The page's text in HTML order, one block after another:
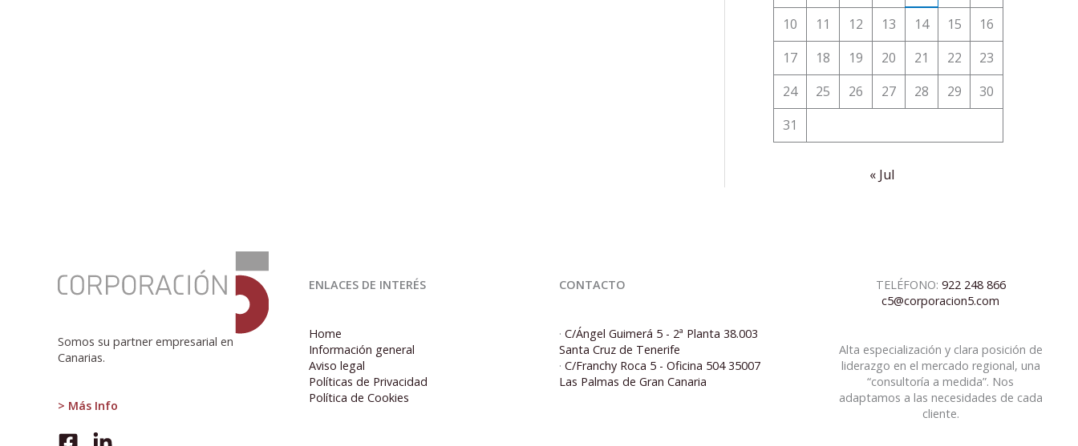
10
11 12 13 14 15
16
17
18 19 20 21 22
23
24
25 26 27 28 29
30
31
« Jul
Somos su partner empresarial en
Canarias.
> Más Info
A
un
la
ENLACES DE INTERÉS
Home
Información general
Aviso legal
Políticas de Privacidad
Política de Cookies
CONTACTO
· C/Ángel Guimerá 5 - 2ª Planta 38.003
Santa Cruz de Tenerife
· C/Franchy Roca 5 - Oficina 504 35007
Las Palmas de Gran Canaria
TELÉFONO: 922 248 866
c5@corporacion5.com
Alta especialización y clara posición de
liderazgo en el mercado regional, una
“consultoría a medida”. Nos
adaptamos a las necesidades de cada
cliente.